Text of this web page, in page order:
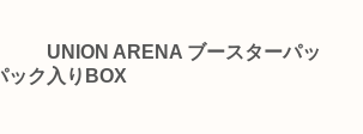
UNION ARENA ブースターパッ
ック入りBOX